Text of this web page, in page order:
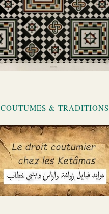
COUTUMES & TRADITIONS